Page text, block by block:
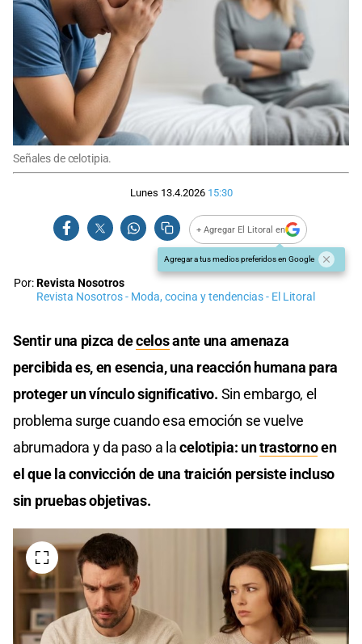
Señales de celotipia.
Lunes 13.4.2026 15:30
+ Agregar El Litoral en
Agregar a tus medios preferidos en Google
Por:Revista Nosotros
Revista Nosotros - Moda, cocina y tendencias - El Litoral
Sentir una pizca decelosante una amenaza
percibida es, en esencia, una reacción humana para
proteger un vínculo significativo. Sin embargo, el
problema surge cuando esa emoción se vuelve
abrumadora y da paso a lacelotipia: untrastornoen
el que la convicción de una traición persiste incluso
sin pruebas objetivas.